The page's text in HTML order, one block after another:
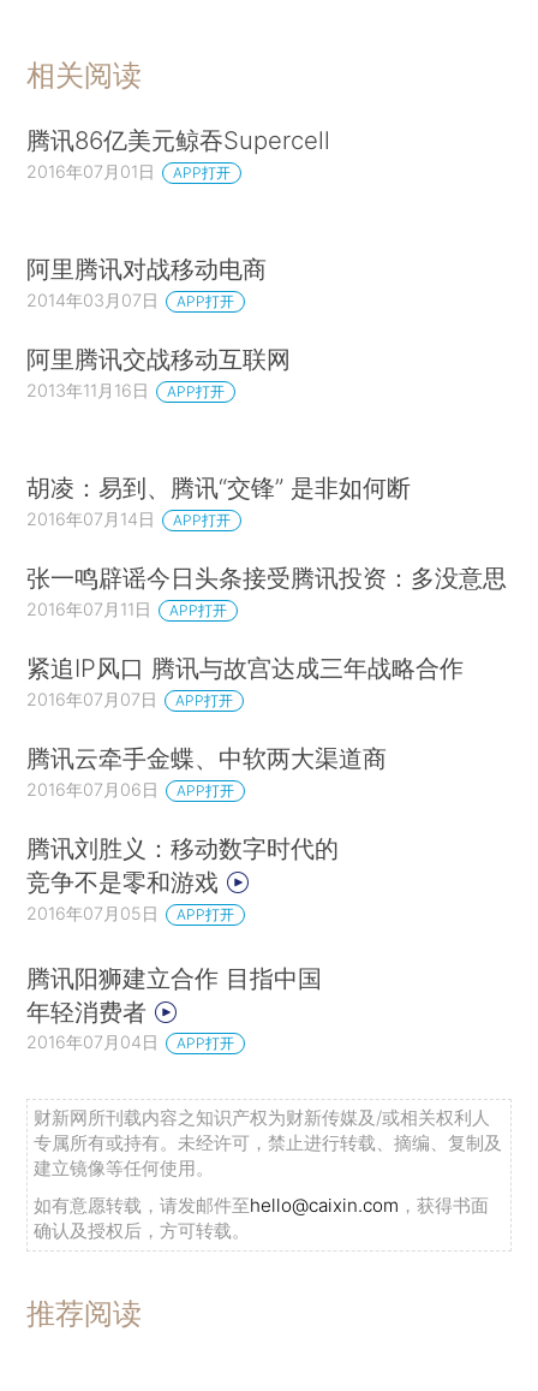
相关阅读
腾讯86亿美元鲸吞Supercell
2016年07月01日 APP打开
阿里腾讯对战移动电商
2014年03月07日 APP打开
阿里腾讯交战移动互联网
2013年11月16日 APP打开
胡凌：易到、腾讯“交锋” 是非如何断
2016年07月14日 APP打开
张一鸣辟谣今日头条接受腾讯投资：多没意思
2016年07月11日 APP打开
紧追IP风口 腾讯与故宫达成三年战略合作
2016年07月07日 APP打开
腾讯云牵手金蝶、中软两大渠道商
2016年07月06日 APP打开
腾讯刘胜义：移动数字时代的
竞争不是零和游戏
2016年07月05日 APP打开
腾讯阳狮建立合作 目指中国
年轻消费者
2016年07月04日 APP打开
财新网所刊载内容之知识产权为财新传媒及/或相关权利人
专属所有或持有。未经许可，禁止进行转载、摘编、复制及
建立镜像等任何使用。
如有意愿转载，请发邮件至hello@caixin.com ，获得书面
确认及授权后，方可转载。
推荐阅读